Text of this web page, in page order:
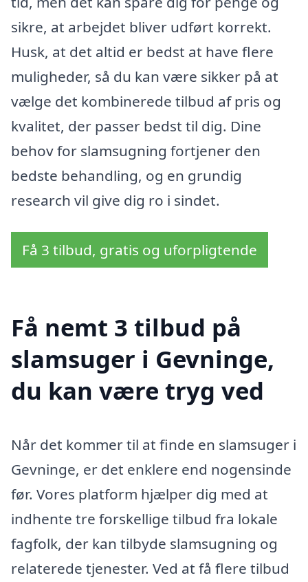
sikre, at arbejdet bliver udført korrekt.
Husk, at det altid er bedst at have flere
muligheder, så du kan være sikker på at
vælge det kombinerede tilbud af pris og
kvalitet, der passer bedst til dig. Dine
behov for slamsugning fortjener den
bedste behandling, og en grundig
research vil give dig ro i sindet.
Få 3 tilbud, gratis og uforpligtende
Få nemt 3 tilbud på
slamsuger i Gevninge,
du kan være tryg ved
Når det kommer til at finde en slamsuger i
Gevninge, er det enklere end nogensinde
før. Vores platform hjælper dig med at
indhente tre forskellige tilbud fra lokale
fagfolk, der kan tilbyde slamsugning og
relaterede tjenester. Ved at få flere tilbud